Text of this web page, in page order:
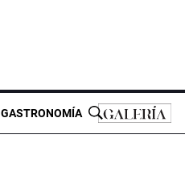
GASTRONOMÍA